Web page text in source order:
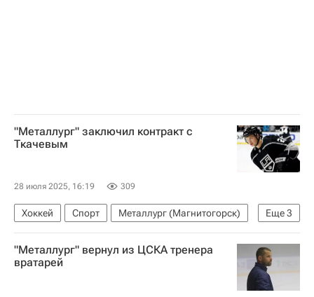
"Металлург" заключил контракт с
Ткачевым
28 июля 2025, 16:19 309
Еще3
Хоккей Спорт
Металлург (Магнитогорск)
СКА (Санкт-Петербург)
Авангард
КХЛ 2025-2026
"Металлург" вернул из ЦСКА тренера
вратарей